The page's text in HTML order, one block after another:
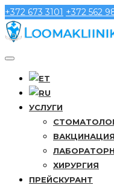
+372 673 3101 +372 562
УСЛУГИ
ВАКЦИНАЦИЯ
ХИРУРГИЯ
ПРЕЙСКУРАНТ